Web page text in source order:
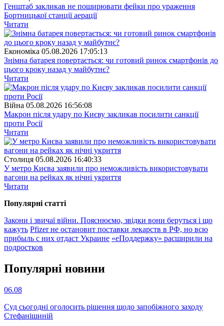
Генштаб закликав не поширювати фейки про ураження
Бортницької станції аерації
Читати
Економіка 05.08.2026 17:05:13
Знімна батарея повертається: чи готовий ринок смартфонів до
цього кроку назад у майбутнє?
Читати
Війна 05.08.2026 16:56:08
Макрон після удару по Києву закликав посилити санкції
проти Росії
Читати
Столиця 05.08.2026 16:40:33
У метро Києва заявили про неможливість використовувати
вагони на рейках як нічні укриття
Читати
Популярнi статтi
Закони і звичаї війни. Пояснюємо, звідки вони беруться і що
кажуть Pfizer не остановит поставки лекарств в РФ, но всю
прибыль с них отдаст Украине «еПоддержку» расширили на
подростков
Популярнi новини
06.08
Суд сьогодні оголосить рішення щодо запобіжного заходу
Стефанішиній